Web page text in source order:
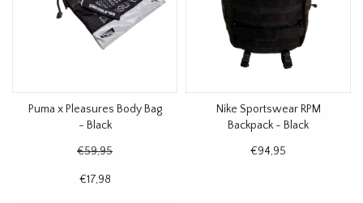
Puma x Pleasures Body Bag
- Black
€59,95
€17,98
Nike Sportswear RPM
Backpack - Black
€94,95